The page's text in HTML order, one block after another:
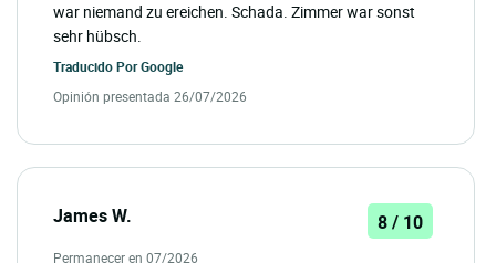
war niemand zu ereichen. Schada. Zimmer war sonst
sehr hübsch.
Traducido PorGoogle
Opinión presentada 26/07/2026
James W. 8 / 10
Permanecer en 07/2026